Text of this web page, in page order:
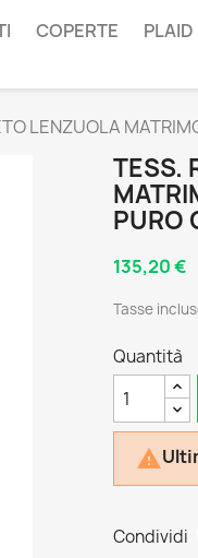
COPERTE PLAID
LENZUOLA
TESS.
PURO
135,20 €
Tasse
Quantità

Condividi